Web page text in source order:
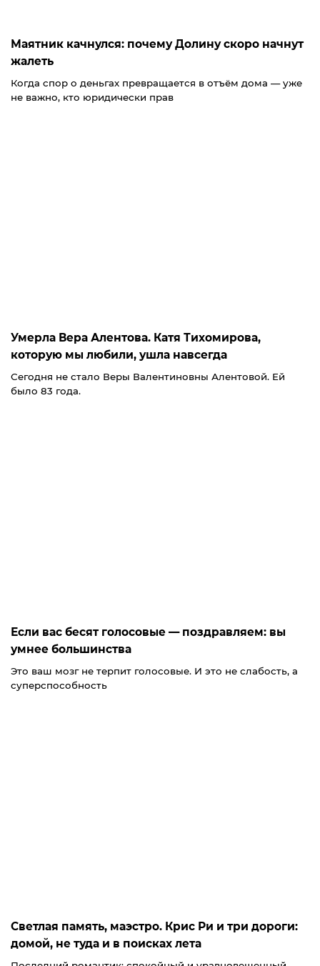
Маятник качнулся: почему Долину скоро начнут
жалеть
Когда спор о деньгах превращается в отъём дома — уже
не важно, кто юридически прав
Умерла Вера Алентова. Катя Тихомирова,
которую мы любили, ушла навсегда
Сегодня не стало Веры Валентиновны Алентовой. Ей
было 83 года.
Если вас бесят голосовые — поздравляем: вы
умнее большинства
Это ваш мозг не терпит голосовые. И это не слабость, а
суперспособность
Светлая память, маэстро. Крис Ри и три дороги:
домой, не туда и в поисках лета